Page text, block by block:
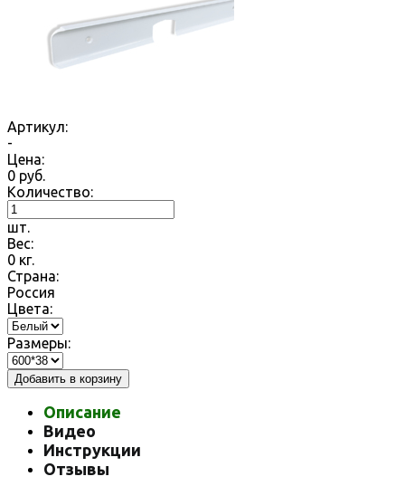
Артикул:
-
Цена:
0 руб.
Количество:
шт.
Вес:
0 кг.
Страна:
Россия
Цвета:
Размеры:
Добавить в корзину
Описание
Видео
Инструкции
Отзывы